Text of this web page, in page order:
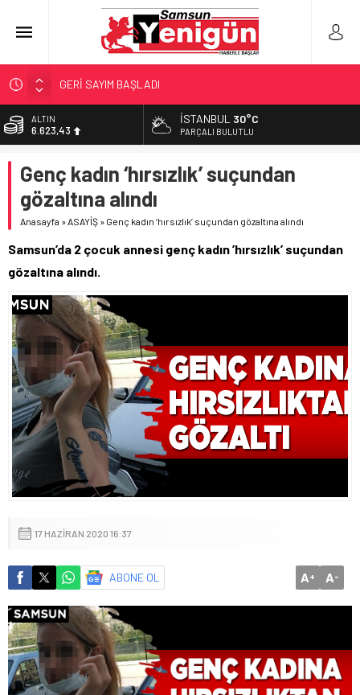
GERİ SAYIM BAŞLADI
SAMSUNSPOR’DA HEDEF 5’İNCİLİK!
‘BAFRA’YA YATIRIM YAPIN!’
YÖNETİCİ SEÇERKEN YAPILAN EN BÜYÜK HATALAR
ALTIN
6.623,43
13.785,25
DOLAR
47,7048
55,0748
İSTANBUL 30°C
PARÇALI BULUTLU
Genç kadın ‘hırsızlık’ suçundan
gözaltına alındı
Anasayfa »ASAYİŞ » Genç kadın ‘hırsızlık’ suçundan gözaltına alındı
Samsun’da 2 çocuk annesi genç kadın ’hırsızlık’ suçundan
gözaltına alındı.
17 HAZIRAN 2020 16:37
ABONE OL A+ A-